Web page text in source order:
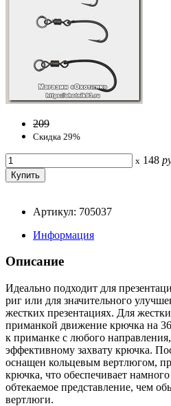
209
Скидка 29%
x 148
Артикул: 705037
Информация
Описание
Идеально подходит для
риг или для значительного
жестких презентациях. Для
приманкой движение крючка на
к приманке с любого
эффективному захвату крючка.
оснащен кольцевым вертлюгом,
крючка, что обеспечивает
обтекаемое представление, чем
вертлюги.